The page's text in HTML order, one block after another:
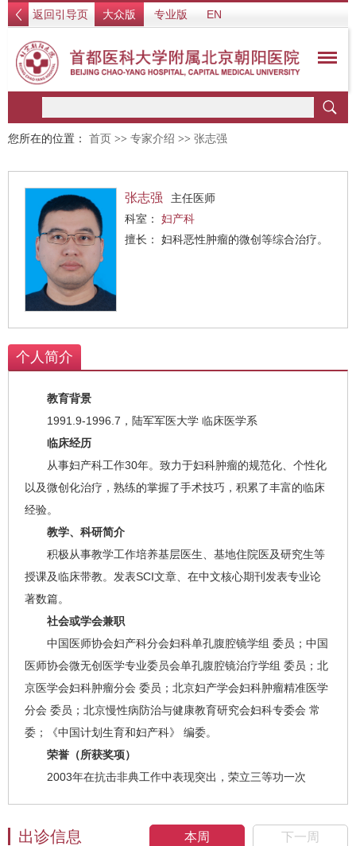
返回引导页 大众版 专业版 EN
您所在的位置： 首页 >> 专家介绍 >> 张志强
张志强
主任医师
科室： 妇产科
擅长： 妇科恶性肿瘤的微创等综合治疗。
个人简介
教育背景
1991.9-1996.7，陆军军医大学 临床医学系
临床经历
从事妇产科工作30年。致力于妇科肿瘤的规范化、个性化
以及微创化治疗，熟练的掌握了手术技巧，积累了丰富的临床
经验。
教学、科研简介
积极从事教学工作培养基层医生、基地住院医及研究生等
授课及临床带教。发表SCI文章、在中文核心期刊发表专业论
著数篇。
社会或学会兼职
中国医师协会妇产科分会妇科单孔腹腔镜学组 委员；中国
医师协会微无创医学专业委员会单孔腹腔镜治疗学组 委员；北
京医学会妇科肿瘤分会 委员；北京妇产学会妇科肿瘤精准医学
分会 委员；北京慢性病防治与健康教育研究会妇科专委会 常
委；《中国计划生育和妇产科》 编委。
荣誉（所获奖项）
2003年在抗击非典工作中表现突出，荣立三等功一次
本周 下一周
出诊信息